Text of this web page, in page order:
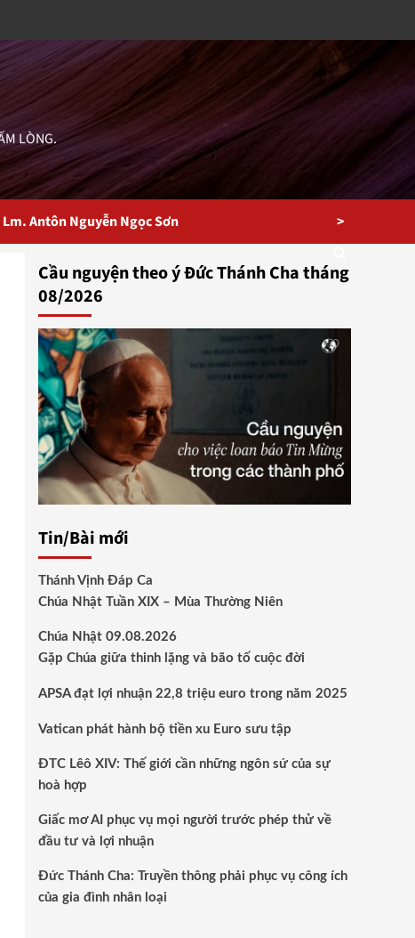
LÒNG.
Lm. Antôn Nguyễn Ngọc Sơn >
Cầu nguyện theo ý Đức Thánh Cha tháng
08/2026
Tin/Bài mới
Thánh Vịnh Đáp Ca
Chúa Nhật Tuần XIX – Mùa Thường Niên
Chúa Nhật 09.08.2026
Gặp Chúa giữa thinh lặng và bão tố cuộc đời
APSA đạt lợi nhuận 22,8 triệu euro trong năm 2025
Vatican phát hành bộ tiền xu Euro sưu tập
ĐTC Lêô XIV: Thế giới cần những ngôn sứ của sự
hoà hợp
Giấc mơ AI phục vụ mọi người trước phép thử về
đầu tư và lợi nhuận
Đức Thánh Cha: Truyền thông phải phục vụ công ích
của gia đình nhân loại